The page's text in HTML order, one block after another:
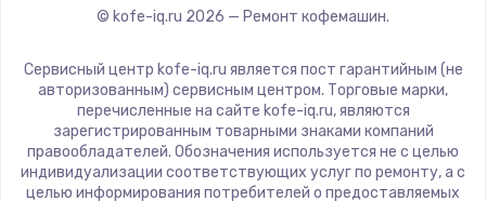
ROCKET MOZZAFIATO
Vivitek
Thomson
Hisense
© kofe-iq.ru 2026 — Ремонт кофемашин.
Сервисный центр kofe-iq.ru является пост гарантийным (не
авторизованным) сервисным центром. Торговые марки,
перечисленные на сайте kofe-iq.ru, являются
зарегистрированным товарными знаками компаний
правообладателей. Обозначения используется не с целью
индивидуализации соответствующих услуг по ремонту, а с
целью информирования потребителей о предоставляемых